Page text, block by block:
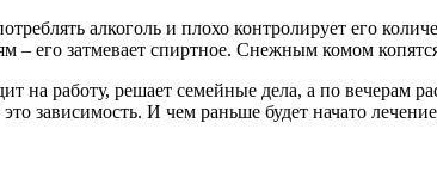
алкоголь и плохо контролирует его
– его затмевает спиртное. Снежным комом
на работу, решает семейные дела, а по вечерам
зависимость. И чем раньше будет начато